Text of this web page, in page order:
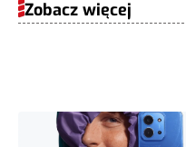
Zobacz więcej